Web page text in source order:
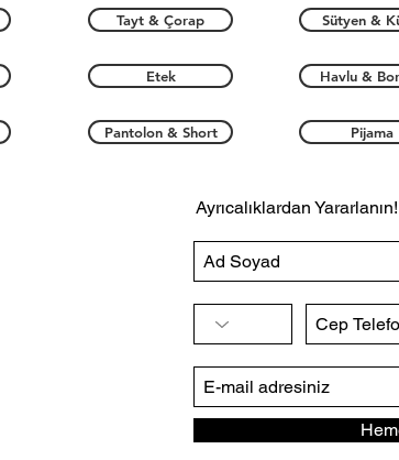
Tayt & Çorap
Etek
Pantolon & Short
Sütyen &
Havlu &
Pijama
Ayrıcalıklardan Yararlanın!